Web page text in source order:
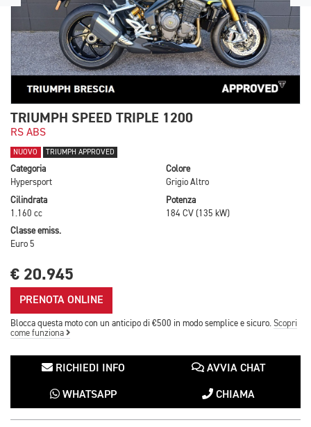
TRIUMPH SPEED TRIPLE 1200
RS ABS
NUOVO TRIUMPH APPROVED
Categoria
Hypersport
Colore
Grigio Altro
Cilindrata
1.160 cc
Potenza
184 CV (135 kW)
Classe emiss.
Euro 5
€ 20.945
PRENOTA ONLINE
Blocca questa moto con un anticipo di €500 in modo semplice e sicuro. Scopri
come funziona
RICHIEDI INFO AVVIA CHAT
WHATSAPP CHIAMA